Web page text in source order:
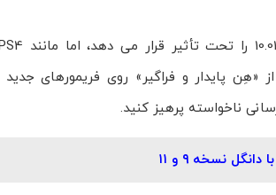
ناخواسته پرهیز کنید.